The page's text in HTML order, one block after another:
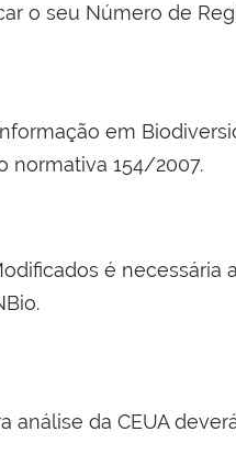
o seu Número de
em
normativa 154/2007.
é necessária
da CEUA